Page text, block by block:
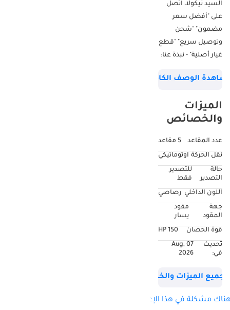
السيد نيكولا، اتصل
على "أفضل سعر
مضمون" "شحن
وتوصيل سريع" "قطع
غيار أصلية" - نبذة عنا:
موتورز (دبي) وفالكونز
جميع السيارات
الجديدة من بلجيكا
سيارات تويوتا، لكزس،
هيونداي، سوزوكي،
من ماركات السيارات
عالية الجودة. لا نركز
نقدم أيضًا أفضل
خدمات الورشة
المركبات في
أننا نوفر فقط قطع
الوصف الكامل
الميزات
والخصائص
عدد المقاعد
5 مقاعد
نقل الحركة اوتوماتيكي
حالة
التصدير
للتصدير
فقط
اللون الداخلي رصاصي
جهة
المقود
مقود
يسار
قوة الحصان
150 HP
تحديث
في:
07 Aug,
2026
جميع الميزات والخصائص
مشكلة في هذا الإعلان؟